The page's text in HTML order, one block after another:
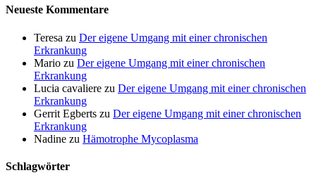
Neueste Kommentare
Teresa zu Der eigene Umgang mit einer chronischen
Erkrankung
Mario zu Der eigene Umgang mit einer chronischen
Erkrankung
Lucia cavaliere zu Der eigene Umgang mit einer chronischen
Erkrankung
Gerrit Egberts zu Der eigene Umgang mit einer chronischen
Erkrankung
Nadine zu Hämotrophe Mycoplasma
Schlagwörter